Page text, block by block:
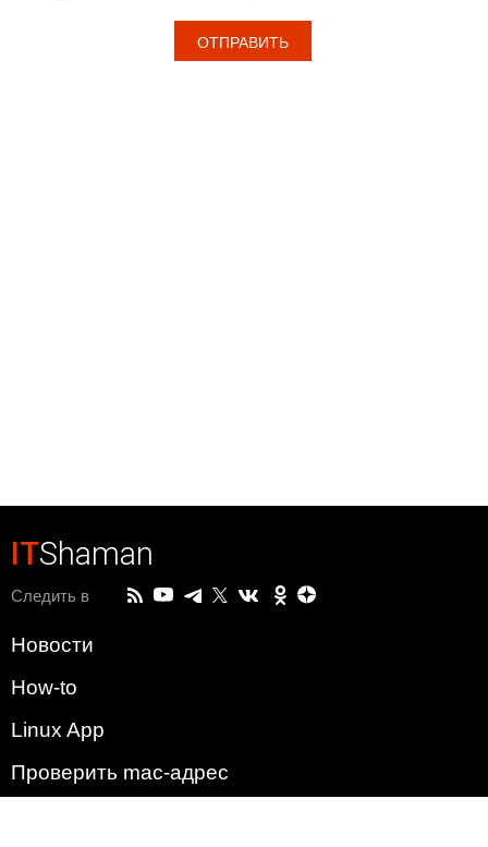
ITShaman
Следить в
Новости
How-to
Linux App
Проверить mac-адрес